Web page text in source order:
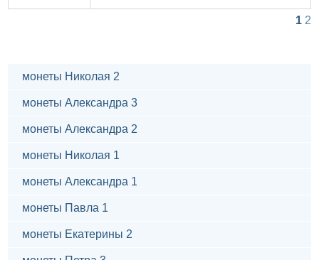
1 2
монеты Николая 2
монеты Александра 3
монеты Александра 2
монеты Николая 1
монеты Александра 1
монеты Павла 1
монеты Екатерины 2